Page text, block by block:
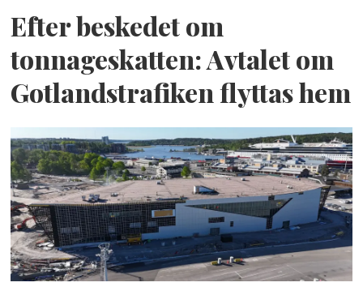
Efter beskedet om
tonnageskatten: Avtalet om
Gotlandstrafiken flyttas hem